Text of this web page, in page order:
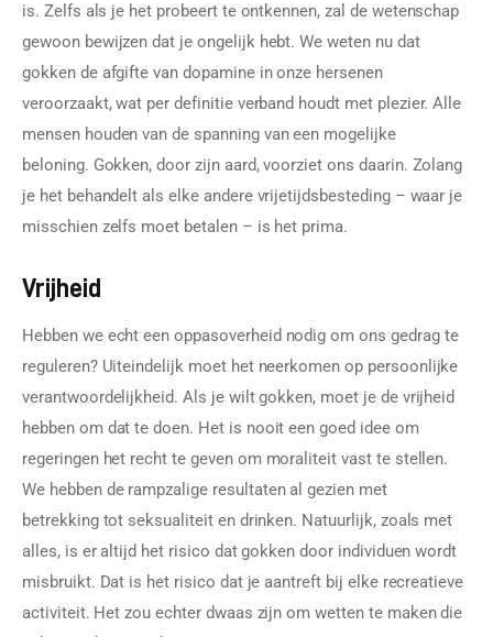
is. Zelfs als je het probeert te ontkennen, zal de wetenschap
gewoon bewijzen dat je ongelijk hebt. We weten nu dat
gokken de afgifte van dopamine in onze hersenen
veroorzaakt, wat per definitie verband houdt met plezier. Alle
mensen houden van de spanning van een mogelijke
beloning. Gokken, door zijn aard, voorziet ons daarin. Zolang
je het behandelt als elke andere vrijetijdsbesteding – waar je
misschien zelfs moet betalen – is het prima.
Vrijheid
Hebben we echt een oppasoverheid nodig om ons gedrag te
reguleren? Uiteindelijk moet het neerkomen op persoonlijke
verantwoordelijkheid. Als je wilt gokken, moet je de vrijheid
hebben om dat te doen. Het is nooit een goed idee om
regeringen het recht te geven om moraliteit vast te stellen.
We hebben de rampzalige resultaten al gezien met
betrekking tot seksualiteit en drinken. Natuurlijk, zoals met
alles, is er altijd het risico dat gokken door individuen wordt
misbruikt. Dat is het risico dat je aantreft bij elke recreatieve
activiteit. Het zou echter dwaas zijn om wetten te maken die